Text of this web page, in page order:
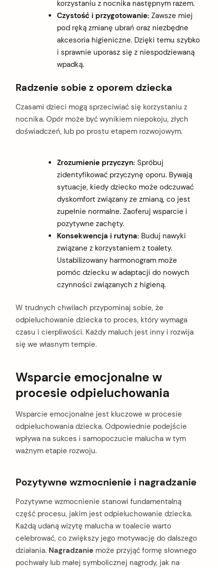
korzystaniu z nocnika następnym razem.
Czystość i przygotowanie: Zawsze miej
pod ręką zmianę ubrań oraz niezbędne
akcesoria higieniczne. Dzięki temu szybko
i sprawnie uporasz się z niespodziewaną
wpadką.
Radzenie sobie z oporem dziecka
Czasami dzieci mogą sprzeciwiać się korzystaniu z
nocnika. Opór może być wynikiem niepokoju, złych
doświadczeń, lub po prostu etapem rozwojowym.
Zrozumienie przyczyn: Spróbuj
zidentyfikować przyczynę oporu. Bywają
sytuacje, kiedy dziecko może odczuwać
dyskomfort związany ze zmianą, co jest
zupełnie normalne. Zaoferuj wsparcie i
pozytywne zachęty.
Konsekwencja i rutyna: Buduj nawyki
związane z korzystaniem z toalety.
Ustabilizowany harmonogram może
pomóc dziecku w adaptacji do nowych
czynności związanych z higieną.
W trudnych chwilach przypominaj sobie, że
odpieluchowanie dziecka to proces, który wymaga
czasu i cierpliwości. Każdy maluch jest inny i rozwija
się we własnym tempie.
Wsparcie emocjonalne w
procesie odpieluchowania
Wsparcie emocjonalne jest kluczowe w procesie
odpieluchowania dziecka. Odpowiednie podejście
wpływa na sukces i samopoczucie malucha w tym
ważnym etapie rozwoju.
Pozytywne wzmocnienie i nagradzanie
Pozytywne wzmocnienie stanowi fundamentalną
część procesu, jakim jest odpieluchowanie dziecka.
Każdą udaną wizytę malucha w toalecie warto
celebrować, co zwiększy jego motywację do dalszego
działania. Nagradzanie może przyjąć formę słownego
pochwały lub małej symbolicznej nagrody, jak na